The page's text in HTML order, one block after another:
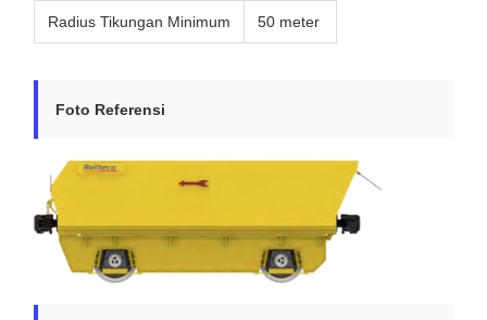
Radius Tikungan Minimum 50 meter
Foto Referensi